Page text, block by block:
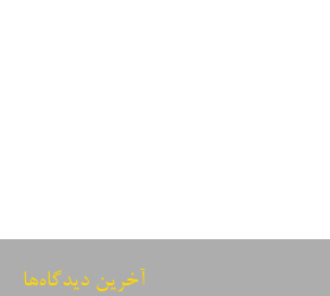
آخرین دیدگاه‌ها